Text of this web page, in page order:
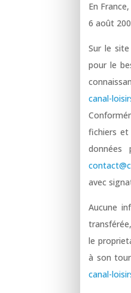
En
6 août
Sur le
pour le
canal-
fichiers et
données
avec
Aucune
le
à son
canal-